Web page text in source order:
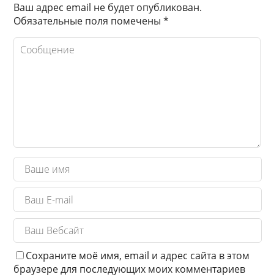
Ваш адрес email не будет опубликован.
Обязательные поля помечены*
Сохраните моё имя, email и адрес сайта в этом
браузере для последующих моих комментариев